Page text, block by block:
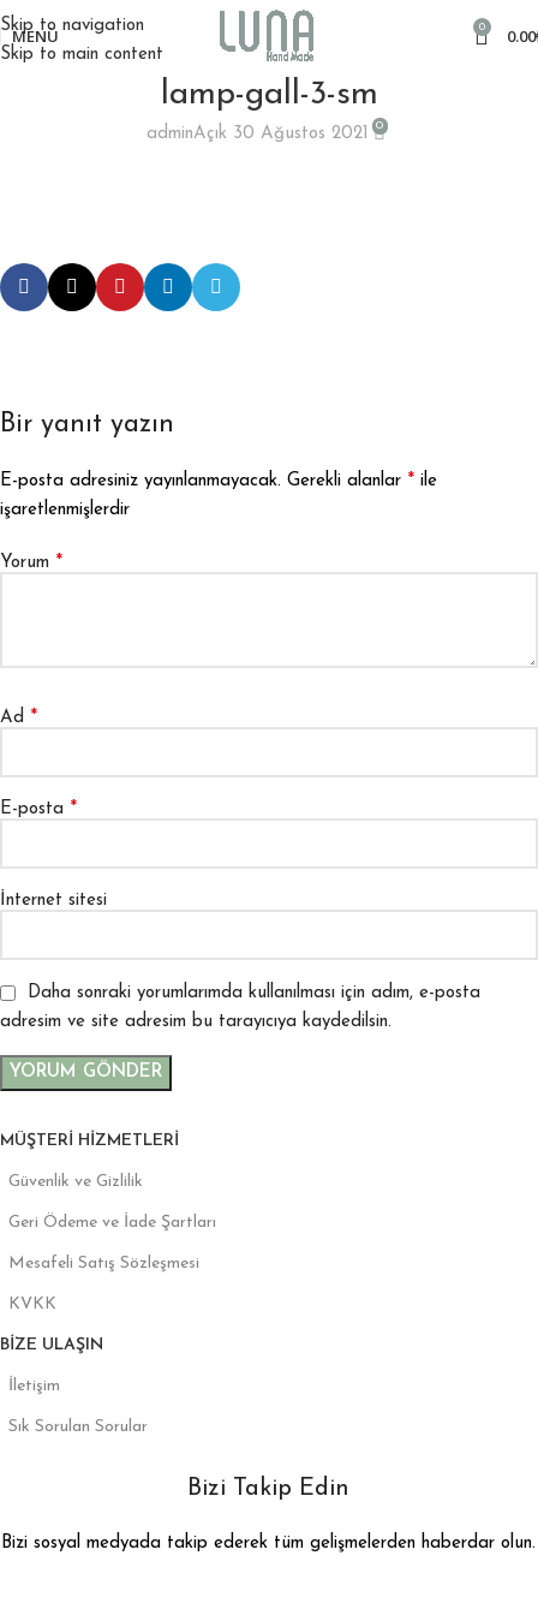
Skip to navigation
Skip to main content
MENÜ 0 0.00
lamp-gall-3-sm
adminAçık 30 Ağustos 2021 0
Bir yanıt yazın
E-posta adresiniz yayınlanmayacak. Gerekli alanlar * ile
işaretlenmişlerdir
Yorum *
Ad *
E-posta *
İnternet sitesi
Daha sonraki yorumlarımda kullanılması için adım, e-posta
adresim ve site adresim bu tarayıcıya kaydedilsin.
MÜŞTERI HIZMETLERI
Güvenlik ve Gizlilik
Geri Ödeme ve İade Şartları
Mesafeli Satış Sözleşmesi
KVKK
BIZE ULAŞIN
İletişim
Sık Sorulan Sorular
Bizi Takip Edin
Bizi sosyal medyada takip ederek tüm gelişmelerden haberdar olun.